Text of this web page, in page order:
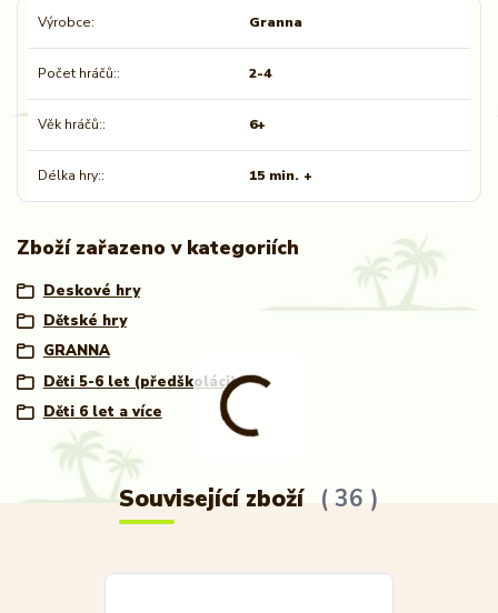
Výrobce Granna
Počet hráčů: 2-4
Věk hráčů: 6+
Délka hry: 15 min. +
Zboží zařazeno v kategoriích
Deskové hry
Dětské hry
GRANNA
Děti 5-6 let (předškoláci)
Děti 6 let a více
Související zboží 36